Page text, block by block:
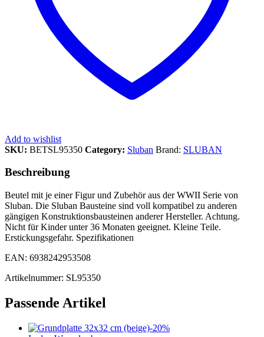
Add to wishlist
SKU: BETSL95350 Category: Sluban Brand: SLUBAN
Beschreibung
Beutel mit je einer Figur und Zubehör aus der WWII Serie von
Sluban. Die Sluban Bausteine sind voll kompatibel zu anderen
gängigen Konstruktionsbausteinen anderer Hersteller. Achtung.
Nicht für Kinder unter 36 Monaten geeignet. Kleine Teile.
Erstickungsgefahr. Spezifikationen
EAN: 6938242953508
Artikelnummer: SL95350
Passende Artikel
-20%